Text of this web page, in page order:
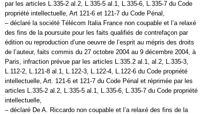
par les articles L.335-2 al.2, L.335-5 al.1, L.335-6, L.335-7 du Code
propriété intellectuelle, Art 121-6 et 121-7 du Code Pénal,
– déclaré la société Télécom Italia France non coupable et l’a relaxé
des fins de la poursuite pour les faits qualifiés de contrefaçon par
édition ou reproduction d’une oeuvre de l’esprit au mépris des droits
de l’auteur, faits commis du 27 octobre 2004 au 9 décembre 2004, à
Paris, infraction prévue par les articles L.335.2 al.1, al.2, L.335-3,
L.112-2, L.121-8 al.1, L.122-3, L.122-4, L.122-6 du Code propriété
intellectuelle, Art. 121-6 et 121-7 du Code Pénal et réprimée par les
articles L.335-2 al.2, L.335-5 al.1, L.335-6, L.335-7 du Code propriété
intellectuelle,
– déclaré De A. Riccardo non coupable et l’a relaxé des fins de la